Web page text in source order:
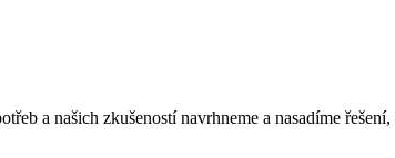
a našich zkušeností navrhneme a nasadíme